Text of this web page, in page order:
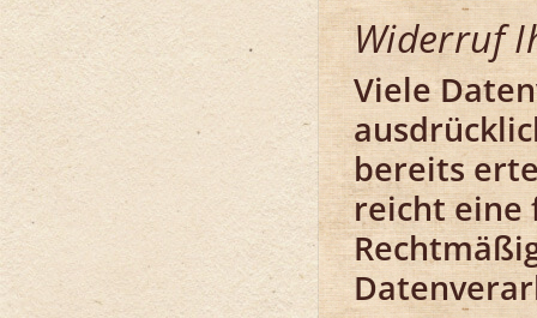
Widerruf
Viele
bereits
reicht eine